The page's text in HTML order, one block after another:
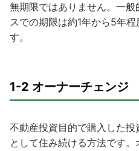
無期限ではありません。一
スでの期限は約1年から5年
す。
1-2 オーナーチェンジ
不動産投資目的で購入した
として住み続ける方法です